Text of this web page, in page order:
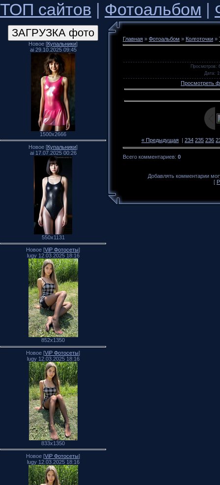
ТОП сайтов | Фотоальбом |
Новое [Купальники]
ai 29.10.2025 09:45
1500x2666
Новое [Купальники]
ai 17.07.2025 00:26
550x1131
Новое [ViP Фотосеты]
lugy 12.03.2025 18:16
852x1350
Новое [ViP Фотосеты]
lugy 12.03.2025 18:16
833x1350
Новое [ViP Фотосеты]
lugy 12.03.2025 18:16
Главная » Фотоальбом » Колготочки »
Просмотров:
Дата:
Просмотреть
« Предыдущая | 234 235 236
Всего комментариев: 0
Добавлять комментарии
[